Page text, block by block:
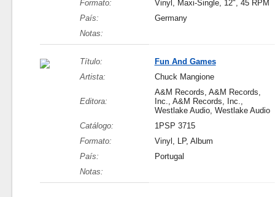
Formato:
Vinyl, Maxi-Single, 12", 45 RPM
País:
Germany
Notas:
Título:
Fun And Games
Artista:
Chuck Mangione
Editora:
A&M Records, A&M Records,
Inc., A&M Records, Inc.,
Westlake Audio, Westlake Audio
Catálogo:
1PSP 3715
Formato:
Vinyl, LP, Album
País:
Portugal
Notas: